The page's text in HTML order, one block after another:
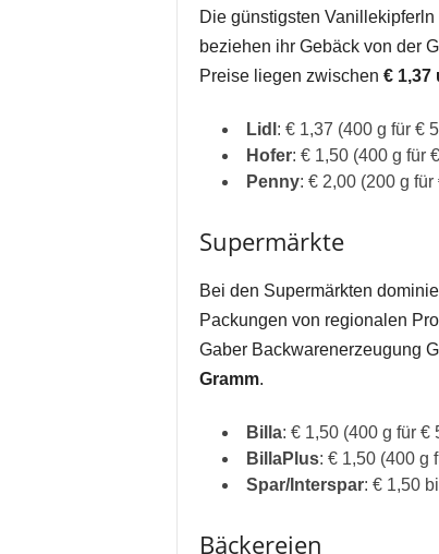
Die günstigsten
beziehen ihr Gebäck von der
Preise liegen zwischen € 1,37
Lidl : € 1,37 (400 g für €
Hofer: € 1,50 (400 g für
Penny: € 2,00 (200 g für
Supermärkte
Bei den Supermärkten
Packungen von regionalen
Gaber Backwarenerzeugung
Gramm.
Billa: € 1,50 (400 g für €
BillaPlus: € 1,50 (400 g
Spar/Interspar: € 1,50
Bäckereien